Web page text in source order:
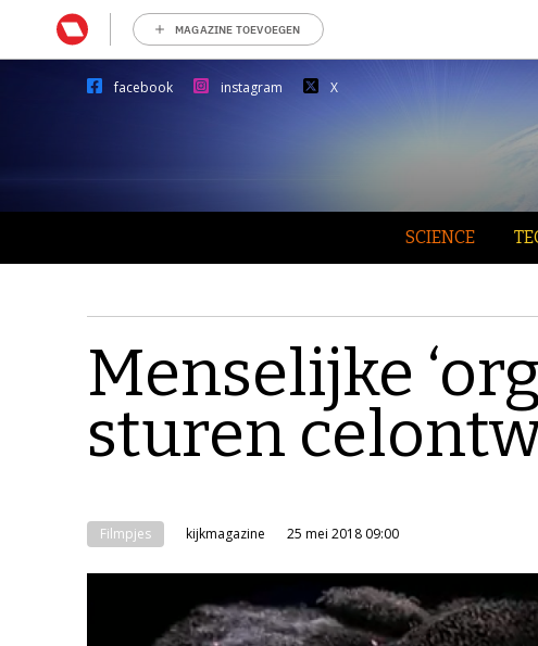
MAGAZINE TOEVOEGEN
facebook instagram X
SCIENCE
Menselijke
sturen
Filmpjes kijkmagazine 25 mei 2018 09:00